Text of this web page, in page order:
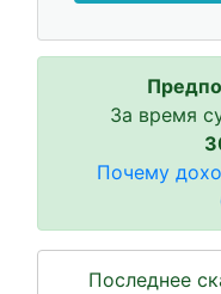
За время
Почему
Последнее